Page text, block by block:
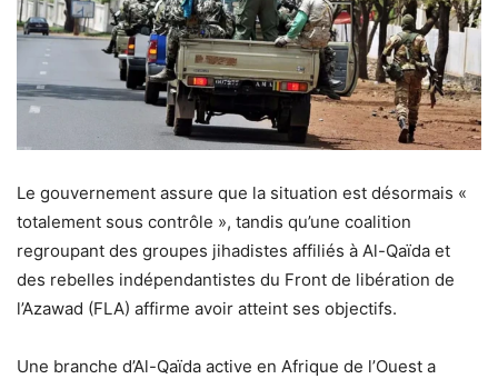
Le gouvernement assure que la situation est désormais «
totalement sous contrôle », tandis qu’une coalition
regroupant des groupes jihadistes affiliés à Al-Qaïda et
des rebelles indépendantistes du Front de libération de
l’Azawad (FLA) affirme avoir atteint ses objectifs.
Une branche d’Al-Qaïda active en Afrique de l’Ouest a